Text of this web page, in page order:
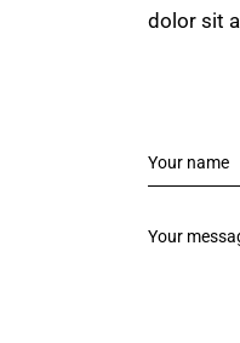
dolor sit